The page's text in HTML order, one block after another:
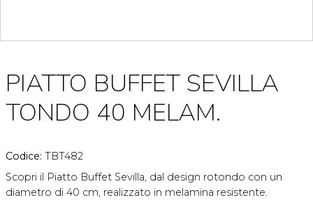
PIATTO BUFFET SEVILLA
TONDO 40 MELAM.
Codice: TBT482
Scopri il Piatto Buffet Sevilla, dal design rotondo con un
diametro di 40 cm, realizzato in melamina resistente.